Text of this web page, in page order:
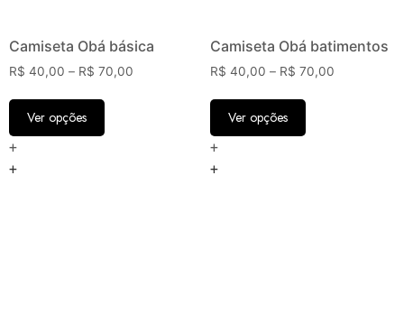
Camiseta Obá básica
R$ 40,00 – R$ 70,00
Ver opções
+
+
Camiseta Obá batimentos
R$ 40,00 – R$ 70,00
Ver opções
+
+